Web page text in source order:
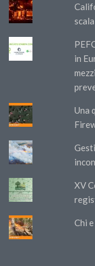
scala
in
Una
XV
Chi